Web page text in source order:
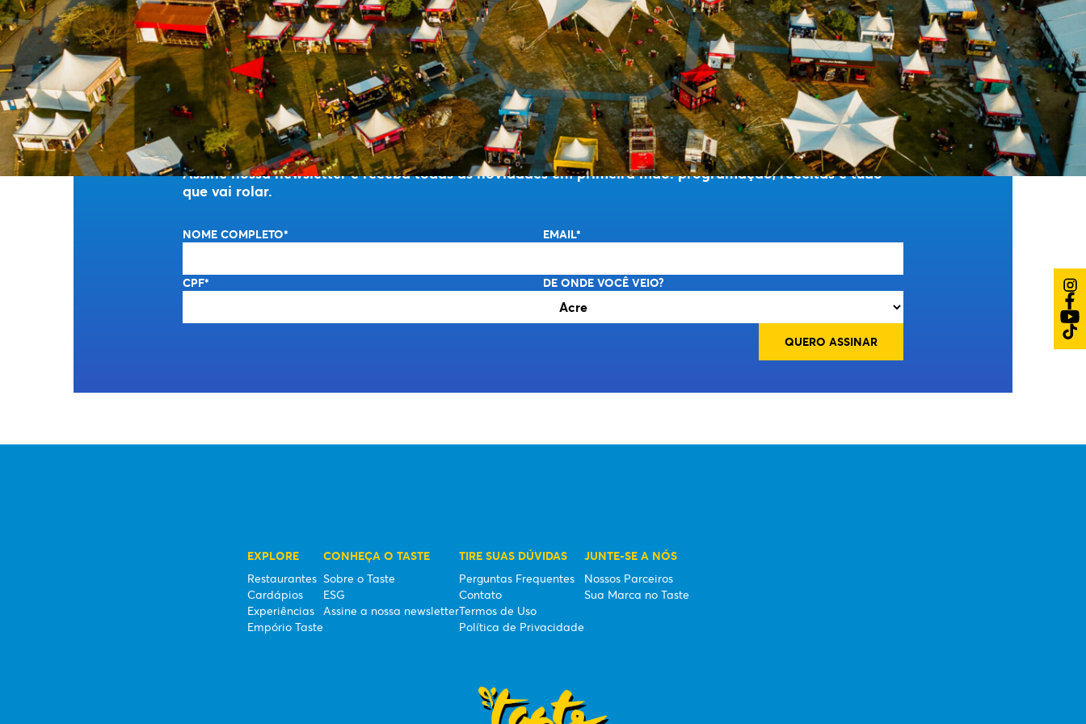
spam!
FIQUE COM A GENTE O ANO TODO.
Assine nossa newsletter e receba todas as novidades em primeira mão: programação, receitas e tudo
que vai rolar.
NOME COMPLETO* EMAIL*
CPF* DE ONDE VOCÊ VEIO?
EXPLORE
Restaurantes
Cardápios
Experiências
Empório Taste
CONHEÇA O TASTE
Sobre o Taste
ESG
Assine a nossa newsletter
TIRE SUAS DÚVIDAS
Perguntas Frequentes
Contato
Termos de Uso
Política de Privacidade
JUNTE-SE A NÓS
Nossos Parceiros
Sua Marca no Taste